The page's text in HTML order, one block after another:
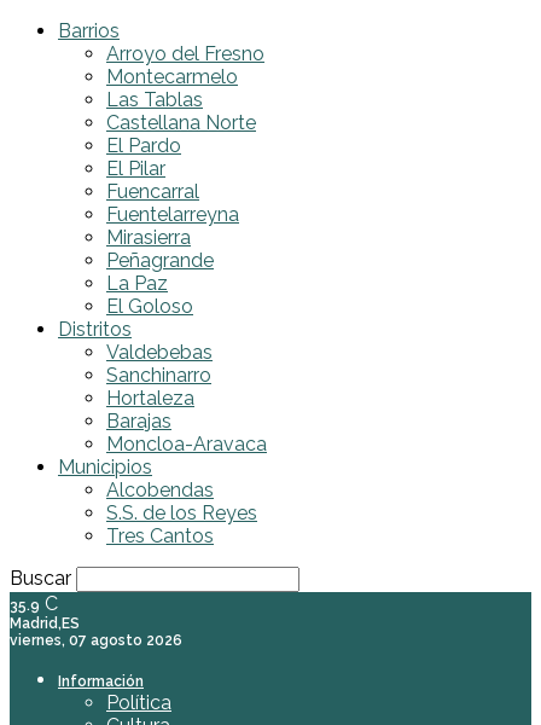
Barrios
Arroyo del Fresno
Montecarmelo
Las Tablas
Castellana Norte
El Pardo
El Pilar
Fuencarral
Fuentelarreyna
Mirasierra
Peñagrande
La Paz
El Goloso
Distritos
Valdebebas
Sanchinarro
Hortaleza
Barajas
Moncloa-Aravaca
Municipios
Alcobendas
S.S. de los Reyes
Tres Cantos
Buscar
35.9 C
Madrid,ES
viernes, 07 agosto 2026
Información
Política